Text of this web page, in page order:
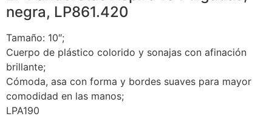
negra, LP861.420
Tamaño: 10″;
Cuerpo de plástico colorido y sonajas con afinación
brillante;
Cómoda, asa con forma y bordes suaves para mayor
comodidad en las manos;
LPA190